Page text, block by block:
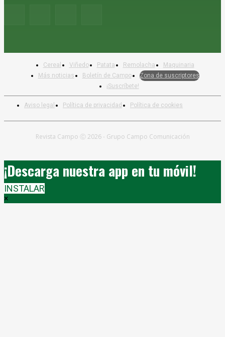
Aviso legal Política de privacidad Política de cookies
Cereal Viñedo Patata Remolacha
Maquinaria
Más noticias
Boletín de Campo
Zona de suscriptores
¡Suscríbete!
Revista Campo Ⓒ 2026 - Grupo Campo Comunicación
¡Descarga nuestra app en tu móvil!
INSTALAR
×